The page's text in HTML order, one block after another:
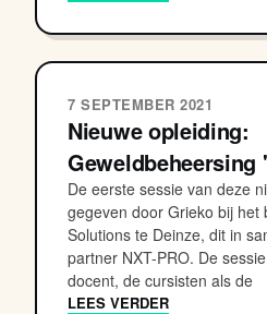
7 SEPTEMBER 2021
Nieuwe opleiding:
De eerste sessie van deze
gegeven door Grieko bij het
Solutions te Deinze, dit in
partner NXT-PRO. De
docent, de cursisten als de
LEES VERDER